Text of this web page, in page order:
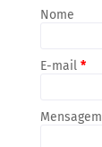
Nome
E-mail *
Mensagem